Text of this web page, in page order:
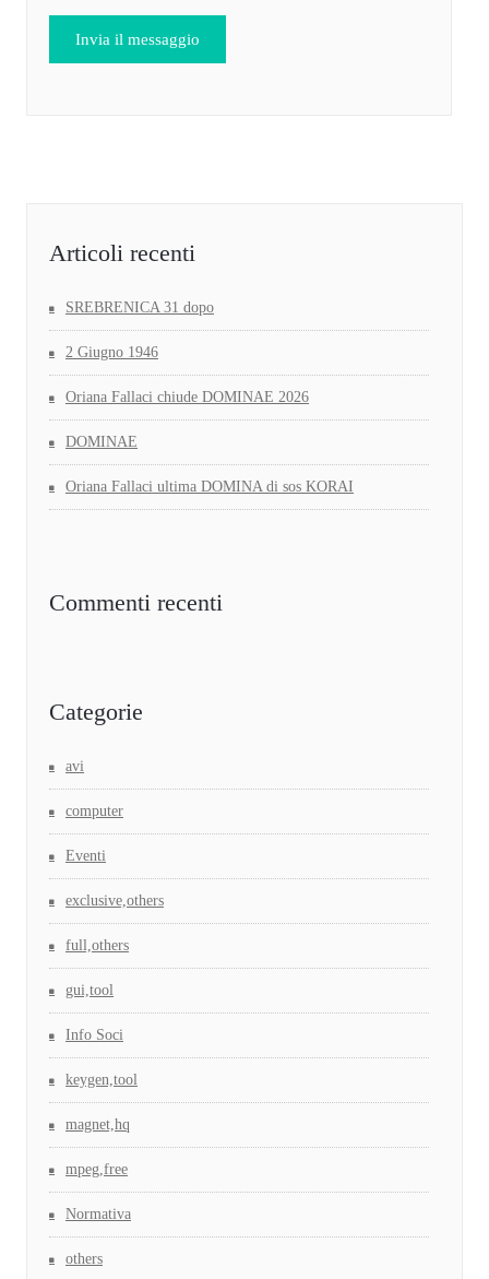
Articoli recenti
SREBRENICA 31 dopo
2 Giugno 1946
Oriana Fallaci chiude DOMINAE 2026
DOMINAE
Oriana Fallaci ultima DOMINA di sos KORAI
Commenti recenti
Categorie
avi
computer
Eventi
exclusive,others
full,others
gui,tool
Info Soci
keygen,tool
magnet,hq
mpeg,free
Normativa
others